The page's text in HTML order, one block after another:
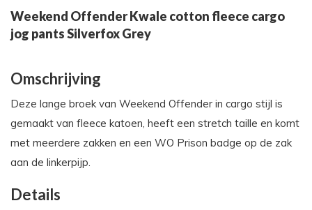
Weekend Offender Kwale cotton fleece cargo
jog pants Silverfox Grey
Omschrijving
Deze lange broek van Weekend Offender in cargo stijl is
gemaakt van fleece katoen, heeft een stretch taille en komt
met meerdere zakken en een WO Prison badge op de zak
aan de linkerpijp.
Details